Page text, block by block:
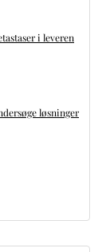
i leveren
løsninger